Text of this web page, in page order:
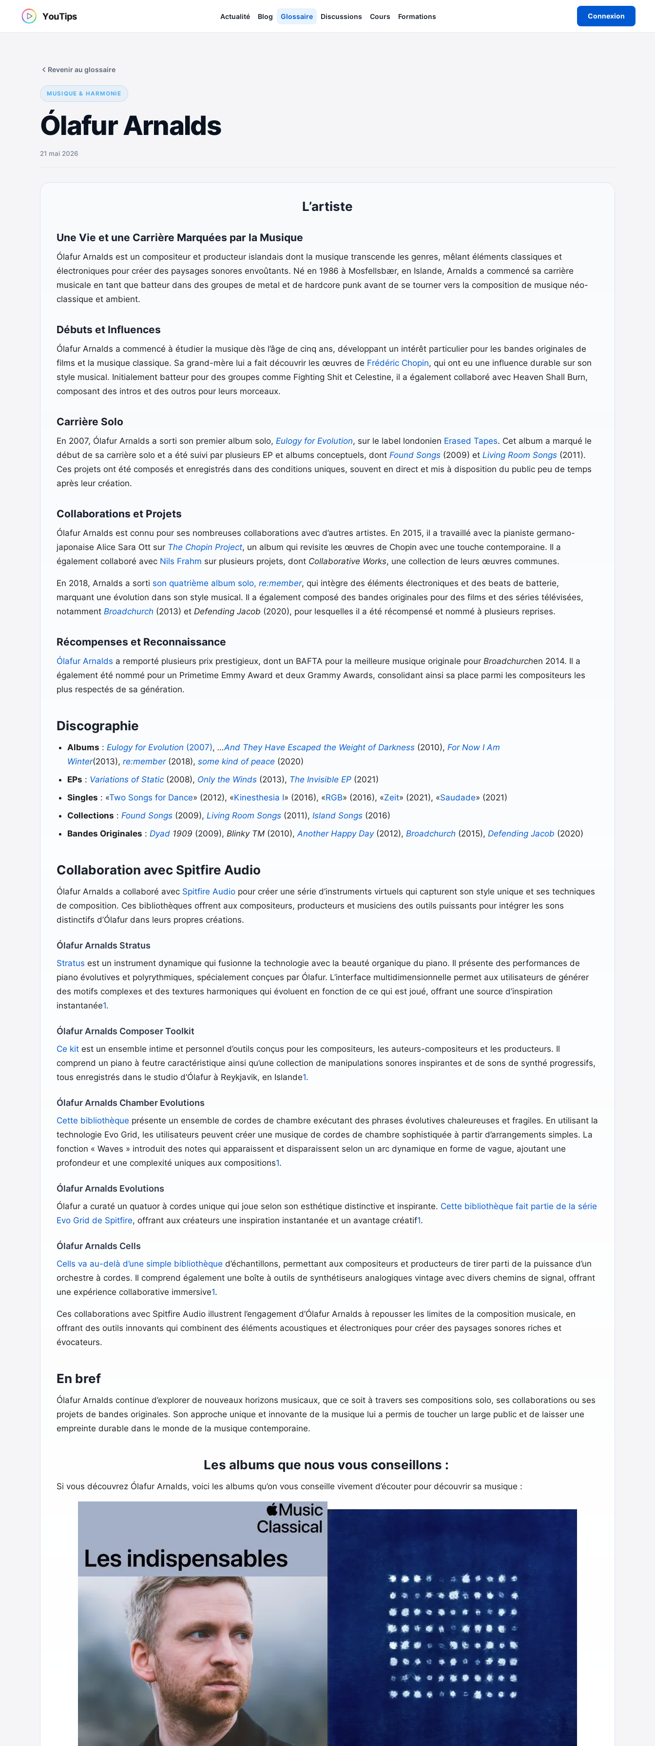
Actualité Blog Glossaire Discussions Cours Formations Connexion
MUSIQUE & HARMONIE
Ólafur Arnalds
Revenir au glossaire
21 mai 2026
L’artiste
Une Vie et une Carrière Marquées par la Musique
Ólafur Arnalds est un compositeur et producteur islandais dont la musique transcende les genres, mêlant éléments classiques et
électroniques pour créer des paysages sonores envoûtants. Né en 1986 à Mosfellsbær, en Islande, Arnalds a commencé sa carrière
musicale en tant que batteur dans des groupes de metal et de hardcore punk avant de se tourner vers la composition de musique néo-
classique et ambient.
Débuts et Influences
Ólafur Arnalds a commencé à étudier la musique dès l’âge de cinq ans, développant un intérêt particulier pour les bandes originales de
films et la musique classique. Sa grand-mère lui a fait découvrir les œuvres de Frédéric Chopin, qui ont eu une influence durable sur son
style musical. Initialement batteur pour des groupes comme Fighting Shit et Celestine, il a également collaboré avec Heaven Shall Burn,
composant des intros et des outros pour leurs morceaux.
Carrière Solo
En 2007, Ólafur Arnalds a sorti son premier album solo, Eulogy for Evolution, sur le label londonien Erased Tapes. Cet album a marqué le
début de sa carrière solo et a été suivi par plusieurs EP et albums conceptuels, dont Found Songs(2009) et Living Room Songs(2011).
Ces projets ont été composés et enregistrés dans des conditions uniques, souvent en direct et mis à disposition du public peu de temps
après leur création.
Collaborations et Projets
Ólafur Arnalds est connu pour ses nombreuses collaborations avec d’autres artistes. En 2015, il a travaillé avec la pianiste germano-
japonaise Alice Sara Ott sur The Chopin Project, un album qui revisite les œuvres de Chopin avec une touche contemporaine. Il a
également collaboré avec Nils Frahm sur plusieurs projets, dont Collaborative Works, une collection de leurs œuvres communes.
En 2018, Arnalds a sorti son quatrième album solo, re:member, qui intègre des éléments électroniques et des beats de batterie,
marquant une évolution dans son style musical. Il a également composé des bandes originales pour des films et des séries télévisées,
notamment Broadchurch (2013) et Defending Jacob (2020), pour lesquelles il a été récompensé et nommé à plusieurs reprises.
Récompenses et Reconnaissance
Ólafur Arnalds a remporté plusieurs prix prestigieux, dont un BAFTA pour la meilleure musique originale pour Broadchurchen 2014. Il a
également été nommé pour un Primetime Emmy Award et deux Grammy Awards, consolidant ainsi sa place parmi les compositeurs les
plus respectés de sa génération.
Discographie
Albums : Eulogy for Evolution (2007), …And They Have Escaped the Weight of Darkness (2010), For Now I Am
Winter(2013), re:member(2018), some kind of peace (2020)
EPs : Variations of Static(2008), Only the Winds(2013), The Invisible EP(2021)
Singles : «Two Songs for Dance» (2012), «Kinesthesia I» (2016), «RGB» (2016), «Zeit» (2021), «Saudade» (2021)
Collections : Found Songs(2009), Living Room Songs (2011), Island Songs(2016)
Bandes Originales : Dyad1909 (2009), Blinky TM(2010), Another Happy Day(2012), Broadchurch (2015), Defending Jacob (2020)
Collaboration avec Spitfire Audio
Ólafur Arnalds a collaboré avec Spitfire Audiopour créer une série d’instruments virtuels qui capturent son style unique et ses techniques
de composition. Ces bibliothèques offrent aux compositeurs, producteurs et musiciens des outils puissants pour intégrer les sons
distinctifs d’Ólafur dans leurs propres créations.
Ólafur Arnalds Stratus
Stratus est un instrument dynamique qui fusionne la technologie avec la beauté organique du piano. Il présente des performances de
piano évolutives et polyrythmiques, spécialement conçues par Ólafur. L’interface multidimensionnelle permet aux utilisateurs de générer
des motifs complexes et des textures harmoniques qui évoluent en fonction de ce qui est joué, offrant une source d’inspiration
instantanée1.
Ólafur Arnalds Composer Toolkit
Ce kitest un ensemble intime et personnel d’outils conçus pour les compositeurs, les auteurs-compositeurs et les producteurs. Il
comprend un piano à feutre caractéristique ainsi qu’une collection de manipulations sonores inspirantes et de sons de synthé progressifs,
tous enregistrés dans le studio d’Ólafur à Reykjavik, en Islande1.
Ólafur Arnalds Chamber Evolutions
Cette bibliothèque présente un ensemble de cordes de chambre exécutant des phrases évolutives chaleureuses et fragiles. En utilisant la
technologie Evo Grid, les utilisateurs peuvent créer une musique de cordes de chambre sophistiquée à partir d’arrangements simples. La
fonction « Waves » introduit des notes qui apparaissent et disparaissent selon un arc dynamique en forme de vague, ajoutant une
profondeur et une complexité uniques aux compositions1.
Ólafur Arnalds Evolutions
Ólafur a curaté un quatuor à cordes unique qui joue selon son esthétique distinctive et inspirante. Cette bibliothèque fait partie de la série
Evo Grid de Spitfire, offrant aux créateurs une inspiration instantanée et un avantage créatif1.
Ólafur Arnalds Cells
Cells va au-delà d’une simple bibliothèque d’échantillons, permettant aux compositeurs et producteurs de tirer parti de la puissance d’un
orchestre à cordes. Il comprend également une boîte à outils de synthétiseurs analogiques vintage avec divers chemins de signal, offrant
une expérience collaborative immersive1.
Ces collaborations avec Spitfire Audio illustrent l’engagement d’Ólafur Arnalds à repousser les limites de la composition musicale, en
offrant des outils innovants qui combinent des éléments acoustiques et électroniques pour créer des paysages sonores riches et
évocateurs.
En bref
Ólafur Arnalds continue d’explorer de nouveaux horizons musicaux, que ce soit à travers ses compositions solo, ses collaborations ou ses
projets de bandes originales. Son approche unique et innovante de la musique lui a permis de toucher un large public et de laisser une
empreinte durable dans le monde de la musique contemporaine.
Les albums que nous vous conseillons :
Si vous découvrez Ólafur Arnalds, voici les albums qu’on vous conseille vivement d’écouter pour découvrir sa musique :